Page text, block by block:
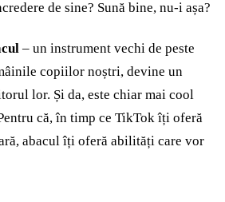
de sine? Sună bine, nu-i așa?
– un instrument vechi de peste
copiilor noștri, devine un
lor. Și da, este chiar mai cool
că, în timp ce TikTok îți oferă
abacul îți oferă abilități care vor